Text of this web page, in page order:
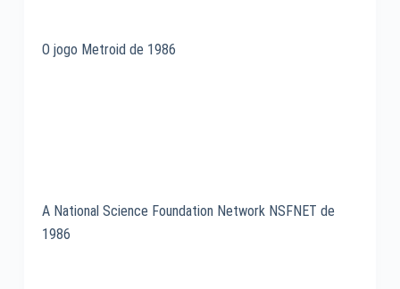
O jogo Metroid de 1986
A National Science Foundation Network NSFNET de
1986